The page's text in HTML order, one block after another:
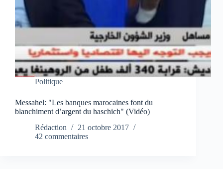
Politique
Messahel: "Les banques marocaines font du
blanchiment d’argent du haschich" (Vidéo)
Rédaction
21 octobre 2017
42 commentaires